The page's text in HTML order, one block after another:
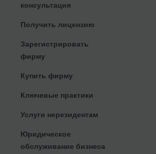
консультация
Получить лицензию
Зарегистрировать
фирму
Купить фирму
Ключевые практики
Услуги нерезидентам
Юридическое
обслуживание бизнеса